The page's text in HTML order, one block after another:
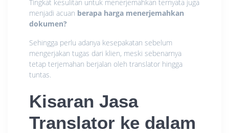
Tingkat kesulitan untuk menerjemahkan ternyata juga
menjadi acuan berapa harga menerjemahkan
dokumen?
Sehingga perlu adanya kesepakatan sebelum
mengerjakan tugas dari klien, meski sebenarnya
tetap terjemahan berjalan oleh translator hingga
tuntas.
Kisaran Jasa
Translator ke dalam